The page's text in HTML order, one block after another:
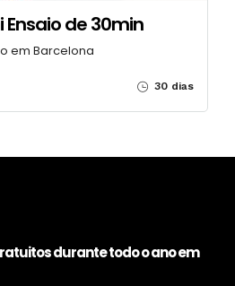
Ensaio de 30min
em Barcelona
30 dias
durante todo o ano em